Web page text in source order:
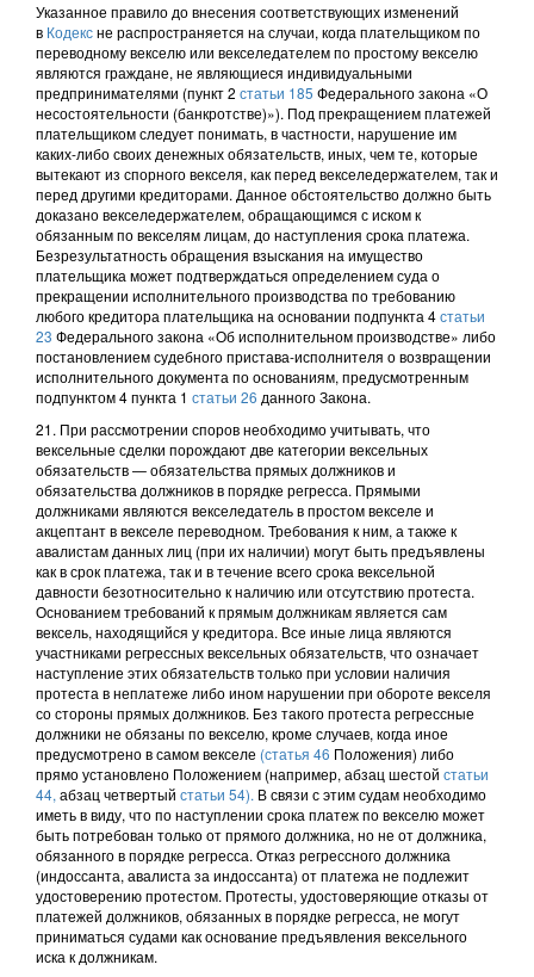
Указанное правило до внесения соответствующих изменений
в Кодексне распространяется на случаи, когда плательщиком по
переводному векселю или векселедателем по простому векселю
являются граждане, не являющиеся индивидуальными
предпринимателями (пункт 2 статьи 185 Федерального закона «О
несостоятельности (банкротстве)»). Под прекращением платежей
плательщиком следует понимать, в частности, нарушение им
каких-либо своих денежных обязательств, иных, чем те, которые
вытекают из спорного векселя, как перед векселедержателем, так и
перед другими кредиторами. Данное обстоятельство должно быть
доказано векселедержателем, обращающимся с иском к
обязанным по векселям лицам, до наступления срока платежа.
Безрезультатность обращения взыскания на имущество
плательщика может подтверждаться определением суда о
прекращении исполнительного производства по требованию
любого кредитора плательщика на основании подпункта 4статьи
23 Федерального закона «Об исполнительном производстве» либо
постановлением судебного пристава-исполнителя о возвращении
исполнительного документа по основаниям, предусмотренным
подпунктом 4 пункта 1 статьи 26 данного Закона.
21. При рассмотрении споров необходимо учитывать, что
вексельные сделки порождают две категории вексельных
обязательств — обязательства прямых должников и
обязательства должников в порядке регресса. Прямыми
должниками являются векселедатель в простом векселе и
акцептант в векселе переводном. Требования к ним, а также к
авалистам данных лиц (при их наличии) могут быть предъявлены
как в срок платежа, так и в течение всего срока вексельной
давности безотносительно к наличию или отсутствию протеста.
Основанием требований к прямым должникам является сам
вексель, находящийся у кредитора. Все иные лица являются
участниками регрессных вексельных обязательств, что означает
наступление этих обязательств только при условии наличия
протеста в неплатеже либо ином нарушении при обороте векселя
со стороны прямых должников. Без такого протеста регрессные
должники не обязаны по векселю, кроме случаев, когда иное
предусмотрено в самом векселе (статья 46 Положения) либо
прямо установлено Положением (например, абзац шестой статьи
44, абзац четвертый статьи 54). В связи с этим судам необходимо
иметь в виду, что по наступлении срока платеж по векселю может
быть потребован только от прямого должника, но не от должника,
обязанного в порядке регресса. Отказ регрессного должника
(индоссанта, авалиста за индоссанта) от платежа не подлежит
удостоверению протестом. Протесты, удостоверяющие отказы от
платежей должников, обязанных в порядке регресса, не могут
приниматься судами как основание предъявления вексельного
иска к должникам.